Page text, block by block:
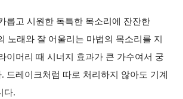
롭고 시원한 독특한 목소리에 잔잔한
노래와 잘 어울리는 마법의 목소리를 지
이머리 때 시너지 효과가 큰 가수여서 궁
드레이크처럼 따로 처리하지 않아도 기계
다.